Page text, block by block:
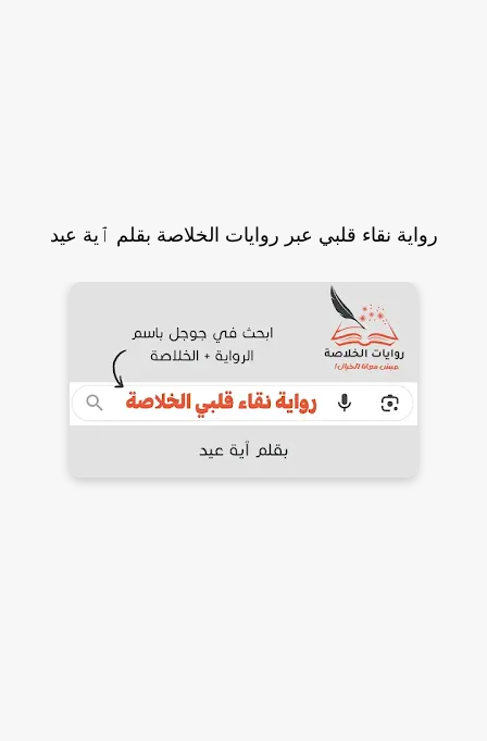
رواية نقاء قلبي عبر روايات الخلاصة بقلم ٱية عيد